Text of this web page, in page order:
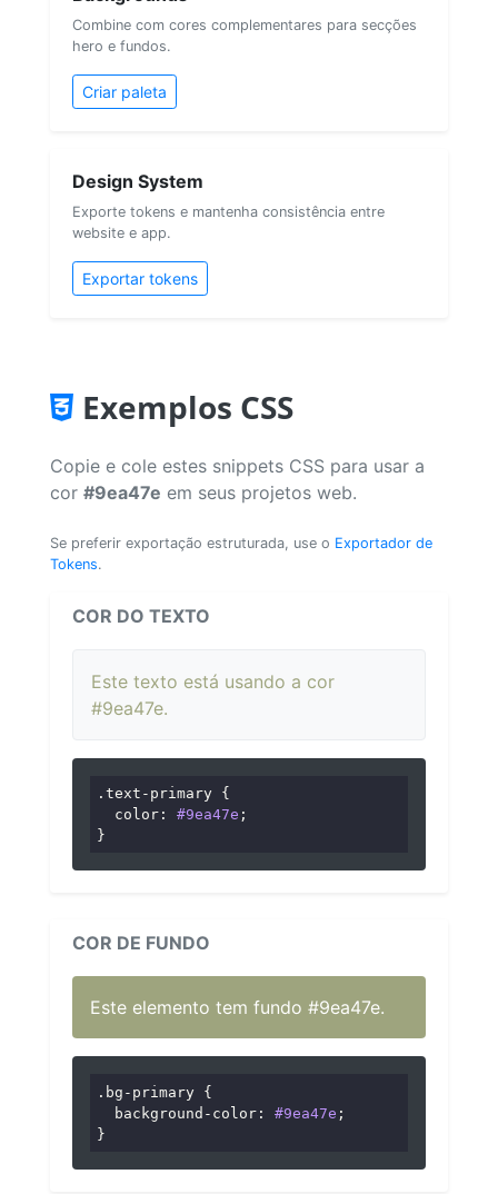
Combine com cores complementares para secções
hero e fundos.
Criar paleta
Design System
Exporte tokens e mantenha consistência entre
website e app.
Exportar tokens
Exemplos CSS
Copie e cole estes snippets CSS para usar a
cor #9ea47e em seus projetos web.
Se preferir exportação estruturada, use o Exportador de
Tokens.
COR DO TEXTO
Este texto está usando a cor
#9ea47e.
.text-primary {
color : #9ea47e ;
}
COR DE FUNDO
Este elemento tem fundo #9ea47e.
.bg-primary {
background-color : #9ea47e ;
}